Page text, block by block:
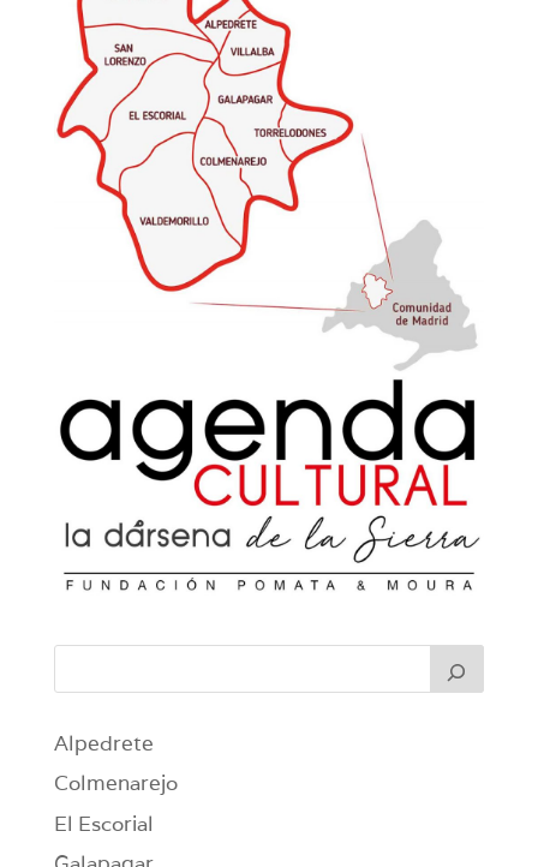
Alpedrete
Colmenarejo
El Escorial